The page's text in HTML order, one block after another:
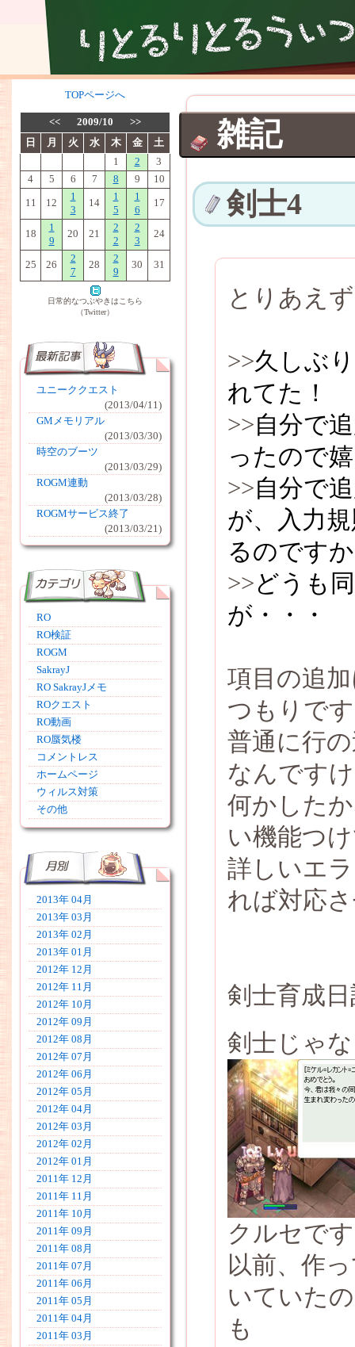
TOPページへ
<< 2009/10
>>
日
月 火 水 木 金
土
1
2
3
4
5 6 7 8 9 10
11 12
1
3
14
1
5
1
6
17
18
1
9
20 21
2
2
2
3
24
25 26
2
7
28
2
9
30 31
日常的なつぶやきはこちら
（Twitter）
ユニーククエスト
(2013/04/11)
GMメモリアル
(2013/03/30)
時空のブーツ
(2013/03/29)
ROGM連動
(2013/03/28)
ROGMサービス終了
(2013/03/21)
RO
RO検証
ROGM
SakrayJ
RO SakrayJメモ
ROクエスト
RO動画
RO蜃気楼
コメントレス
ホームページ
ウィルス対策
その他
2013年 04月
2013年 03月
2013年 02月
2013年 01月
2012年 12月
2012年 11月
2012年 10月
2012年 09月
2012年 08月
2012年 07月
2012年 06月
2012年 05月
2012年 04月
2012年 03月
2012年 02月
2012年 01月
2011年 12月
2011年 11月
2011年 10月
2011年 09月
2011年 08月
2011年 07月
2011年 06月
2011年 05月
2011年 04月
2011年 03月
雑記
剣士4
とりあえ
>>久しぶ
れてた！
>>自分で
ったので
>>自分で
が、入力
るのです
>>どうも
が・・・
項目の追
つもりで
普通に行
なんです
何かした
い機能つ
詳しいエ
れば対応
剣士育成
剣士じゃ
クルセです
以前、作
いていた
も